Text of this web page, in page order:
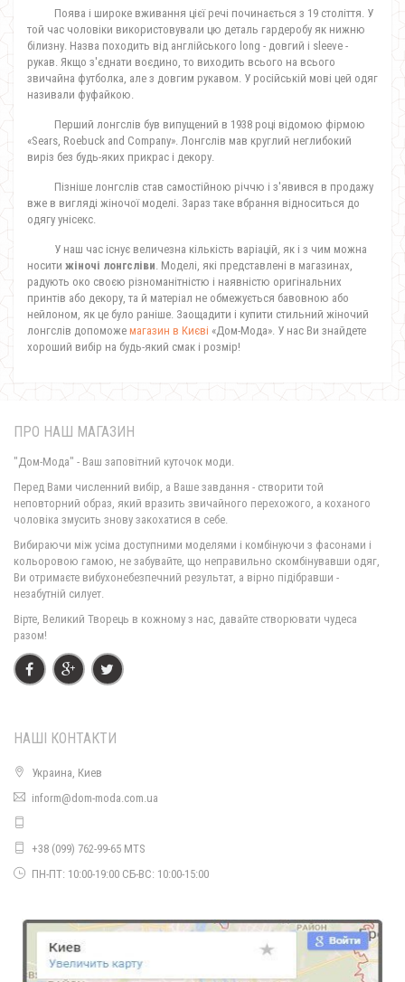
Поява і широке вживання цієї речі починається з 19 століття. У
той час чоловіки використовували цю деталь гардеробу як нижню
білизну. Назва походить від англійського long - довгий і sleeve -
рукав. Якщо з'єднати воєдино, то виходить всього на всього
звичайна футболка, але з довгим рукавом. У російській мові цей одяг
називали фуфайкою.
Перший лонгслів був випущений в 1938 році відомою фірмою
«Sears, Roebuck and Company». Лонгслів мав круглий неглибокий
виріз без будь-яких прикрас і декору.
Пізніше лонгслів став самостійною річчю і з'явився в продажу
вже в вигляді жіночої моделі. Зараз таке вбрання відноситься до
одягу унісекс.
У наш час існує величезна кількість варіацій, як і з чим можна
носити жіночі лонгсліви. Моделі, які представлені в магазинах,
радують око своєю різноманітністю і наявністю оригінальних
принтів або декору, та й матеріал не обмежується бавовною або
нейлоном, як це було раніше. Заощадити і купити стильний жіночий
лонгслів допоможе магазин в Києві «Дом-Мода». У нас Ви знайдете
хороший вибір на будь-який смак і розмір!
ПРО НАШ МАГАЗИН
"Дом-Мода" - Ваш заповітний куточок моди.
Перед Вами численний вибір, а Ваше завдання - створити той
неповторний образ, який вразить звичайного перехожого, а коханого
чоловіка змусить знову закохатися в себе.
Вибираючи між усіма доступними моделями і комбінуючи з фасонами і
кольоровою гамою, не забувайте, що неправильно скомбінувавши одяг,
Ви отримаєте вибухонебезпечний результат, а вірно підібравши -
незабутній силует.
Вірте, Великий Творець в кожному з нас, давайте створювати чудеса
разом!
НАШІ КОНТАКТИ
Украина, Киев
inform@dom-moda.com.ua
+38 (099) 762-99-65 MTS
ПН-ПТ: 10:00-19:00 СБ-ВС: 10:00-15:00